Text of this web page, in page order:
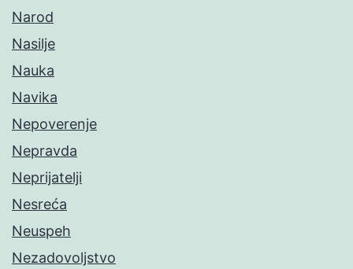
Narod
Nasilje
Nauka
Navika
Nepoverenje
Nepravda
Neprijatelji
Nesreća
Neuspeh
Nezadovoljstvo